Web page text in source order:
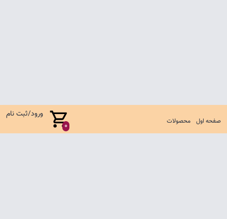
صفحه اول محصولات 0
ورود/ثبت نام